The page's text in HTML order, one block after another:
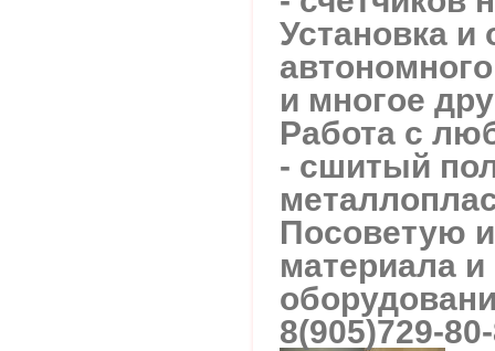
Установка и
и многое
Работа с
- сшитый
Посоветую
материала и
8(905)729-